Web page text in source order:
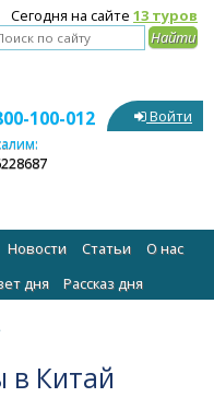
Сегодня на сайте 13 туров
100-012 Войти
Новости Статьи
О нас
дня Рассказ дня
в Китай